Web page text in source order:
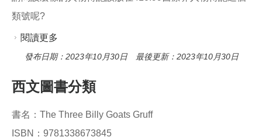
類號呢?
閱讀更多
發布日期：2023年10月30日 最後更新：2023年10月30日
西文圖書分類
書名：The Three Billy Goats Gruff
ISBN：9781338673845